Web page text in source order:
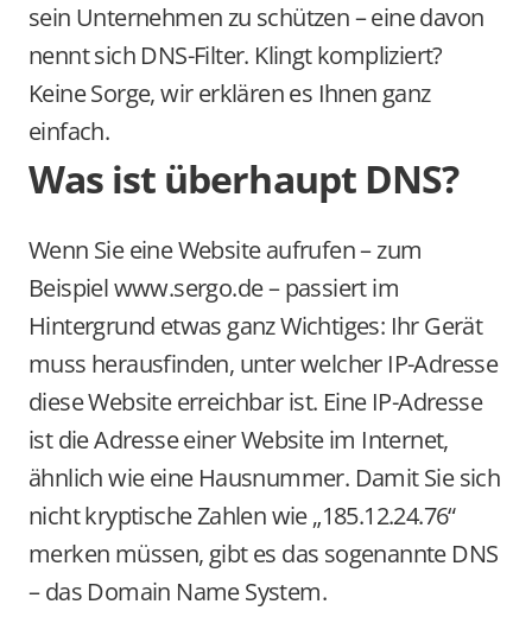
sein Unternehmen zu schützen – eine davon
nennt sich DNS-Filter. Klingt kompliziert?
Keine Sorge, wir erklären es Ihnen ganz
Was ist überhaupt DNS?
Wenn Sie eine Website aufrufen – zum
Beispiel www.sergo.de – passiert im
Hintergrund etwas ganz Wichtiges: Ihr Gerät
muss herausfinden, unter welcher IP-Adresse
diese Website erreichbar ist. Eine IP-Adresse
ist die Adresse einer Website im Internet,
ähnlich wie eine Hausnummer. Damit Sie sich
nicht kryptische Zahlen wie „185.12.24.76“
merken müssen, gibt es das sogenannte DNS
– das Domain Name System.